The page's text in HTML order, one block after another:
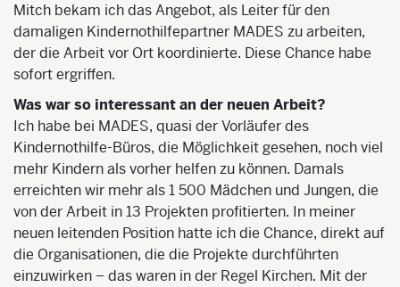
Mitch bekam ich das Angebot, als Leiter für den
damaligen Kindernothilfepartner MADES zu arbeiten,
der die Arbeit vor Ort koordinierte. Diese Chance habe
sofort ergriffen.
Was war so interessant an der neuen Arbeit?
Ich habe bei MADES, quasi der Vorläufer des
Kindernothilfe-Büros, die Möglichkeit gesehen, noch viel
mehr Kindern als vorher helfen zu können. Damals
erreichten wir mehr als 1 500 Mädchen und Jungen, die
von der Arbeit in 13 Projekten profitierten. In meiner
neuen leitenden Position hatte ich die Chance, direkt auf
die Organisationen, die die Projekte durchführten
einzuwirken – das waren in der Regel Kirchen. Mit der